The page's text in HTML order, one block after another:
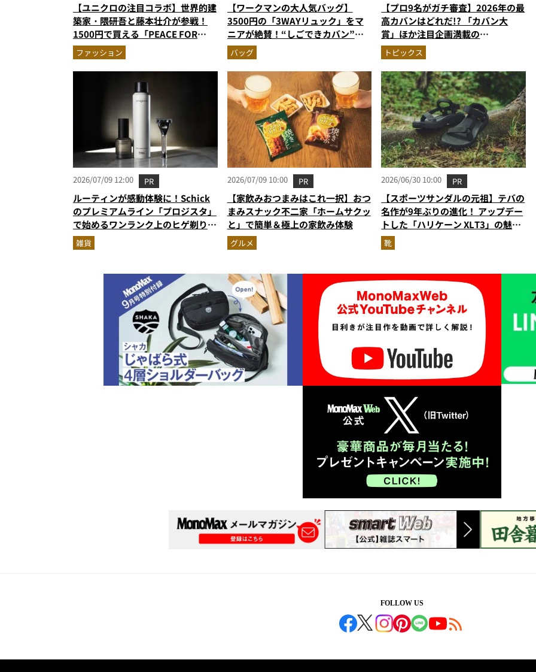
【ユニクロの注目コラボ】世界的建
築家・隈研吾と藤本壮介が参戦！
1500円で買える「PEACE FOR
ALL」最新作
ファッション
【ワークマンの大人気バッグ】
3500円の「3WAYリュック」をマ
ニアが絶賛！“しごできカバン”が
撥水防汚で評判以上に優秀だった
バッグ
【プロ9名がガチ審査】2026年の最
高カバンはどれだ!? 「カバン大
賞」ほか注目企画満載の
MonoMax9月号＆増刊の表紙を速
報
トピックス
2026/07/09 12:00 PR
ルーティンが感動体験に！Schick
のプレミアムライン「プロジスタ」
で始めるワンランク上のヒゲ剃り習
慣
雑貨
2026/07/09 10:00 PR
【家飲みおつまみはこれ一択】おつ
まみスナック不二家「ホームサクッ
と」で簡単＆極上の家飲み体験
グルメ
2026/06/30 10:00 PR
【スポーツサンダルの元祖】テバの
名作が9年ぶりの進化！ アップデー
トした「ハリケーン XLT3」の魅力
を識者があらゆる角度から徹底解
説！
靴
FOLLOW US